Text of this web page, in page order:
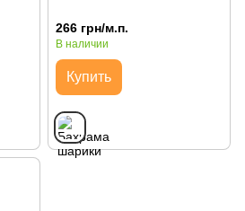
266 грн/м.п.
В наличии
Купить